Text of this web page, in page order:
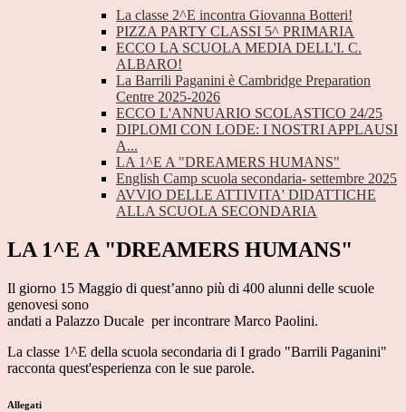
La classe 2^E incontra Giovanna Botteri!
PIZZA PARTY CLASSI 5^ PRIMARIA
ECCO LA SCUOLA MEDIA DELL'I. C.
ALBARO!
La Barrili Paganini è Cambridge Preparation
Centre 2025-2026
ECCO L'ANNUARIO SCOLASTICO 24/25
DIPLOMI CON LODE: I NOSTRI APPLAUSI
A...
LA 1^E A "DREAMERS HUMANS"
English Camp scuola secondaria- settembre 2025
AVVIO DELLE ATTIVITA' DIDATTICHE
ALLA SCUOLA SECONDARIA
LA 1^E A "DREAMERS HUMANS"
Il giorno 15 Maggio di quest’anno più di 400 alunni delle scuole
genovesi sono
andati a Palazzo Ducale per incontrare Marco Paolini.
La classe 1^E della scuola secondaria di I grado "Barrili Paganini"
racconta quest'esperienza con le sue parole.
Allegati